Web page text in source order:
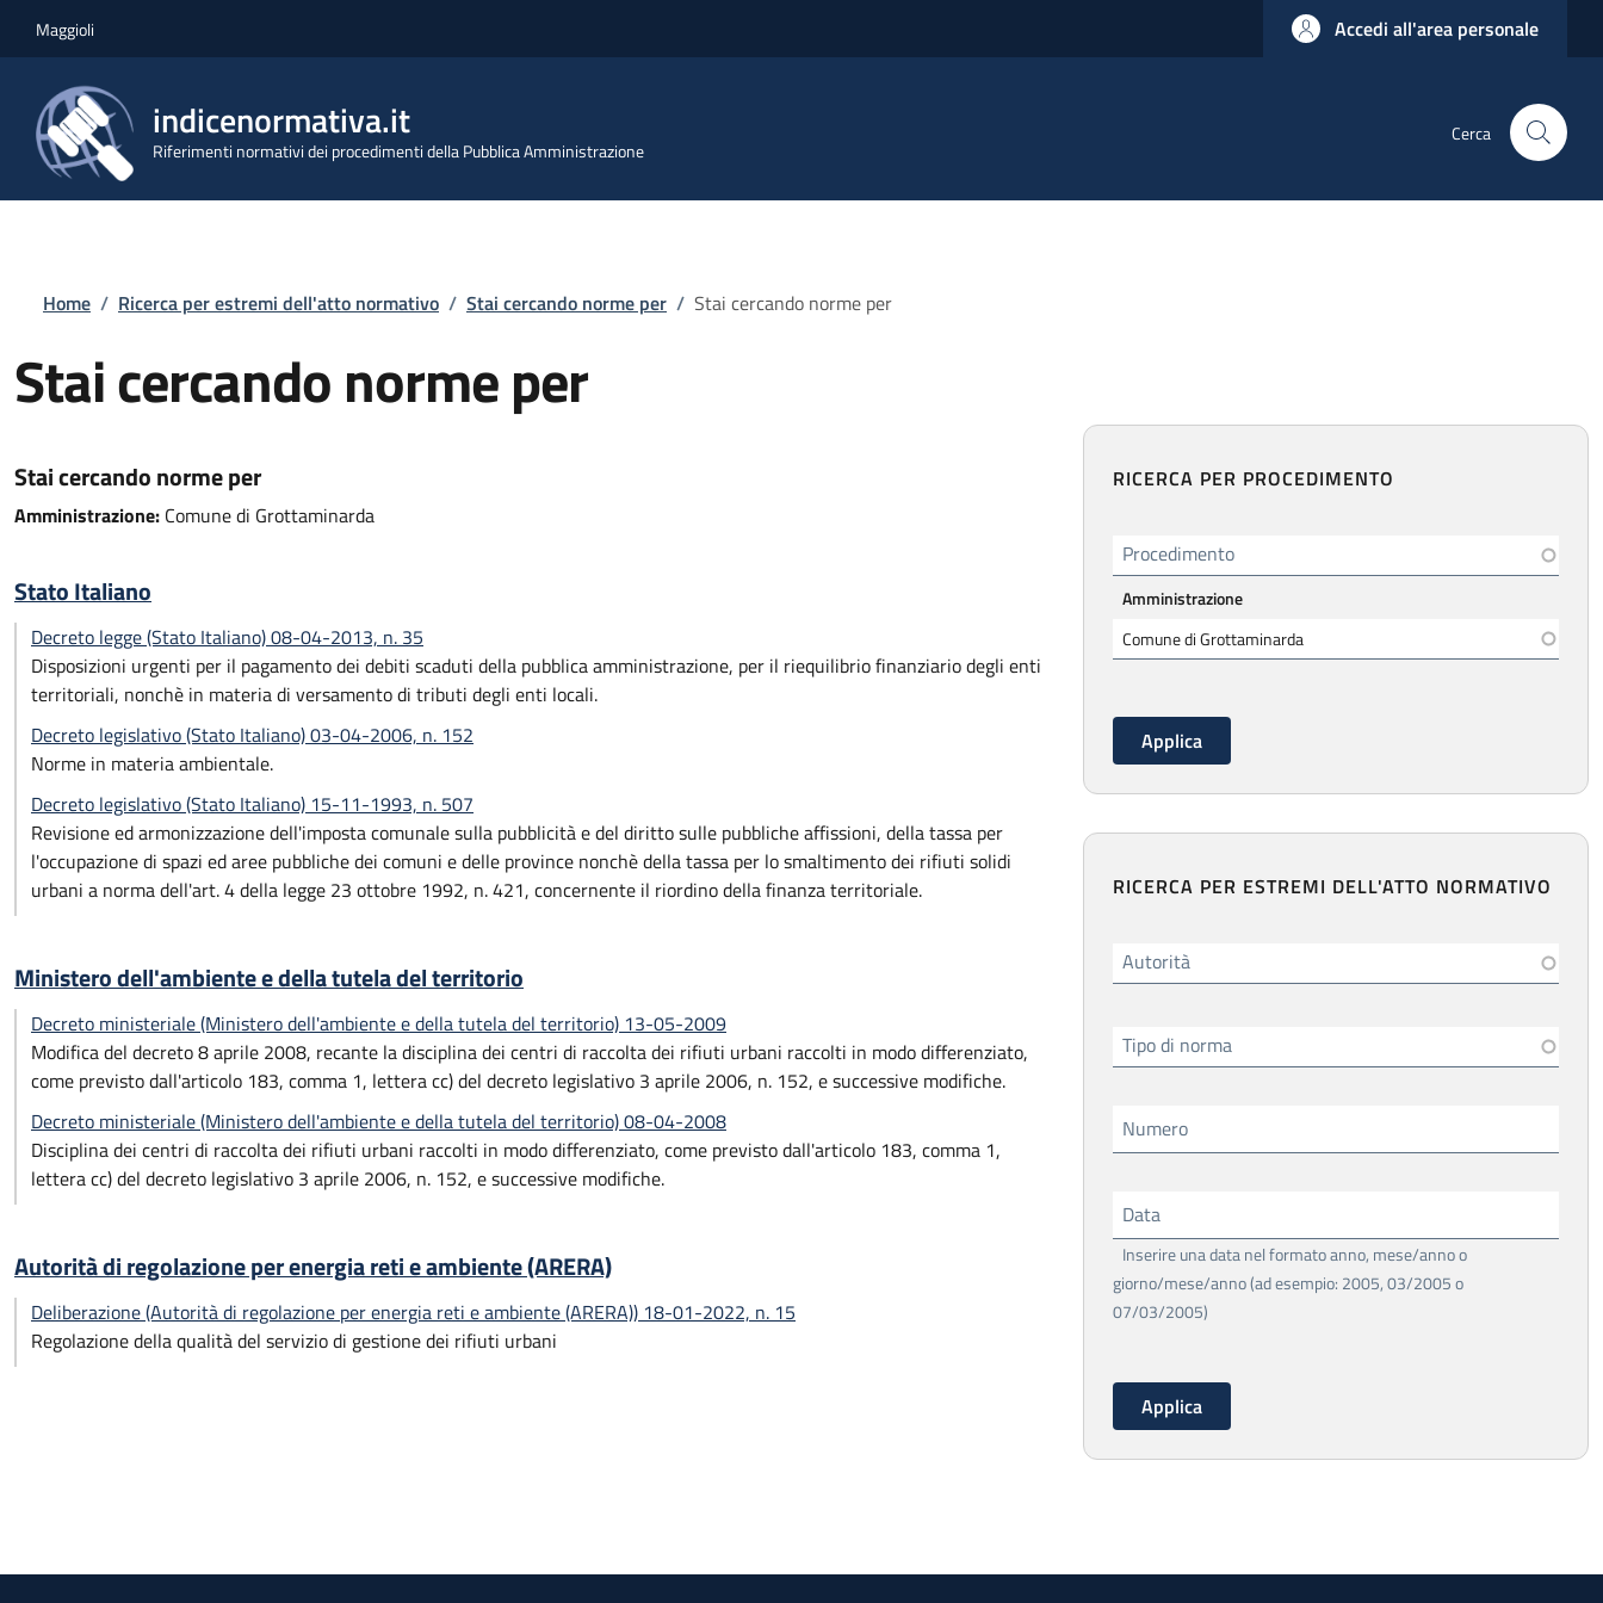
Maggioli Accedi all'area personale
indicenormativa.it
Riferimenti normativi dei procedimenti della Pubblica Amministrazione
Cerca
Briciole di pane
Home / Ricerca per estremi dell'atto normativo / Stai cercando norme per / Stai cercando norme per
Stai cercando norme per
Stai cercando norme per
Amministrazione: Comune di Grottaminarda
Stato Italiano
Decreto legge (Stato Italiano) 08-04-2013, n. 35
Disposizioni urgenti per il pagamento dei debiti scaduti della pubblica amministrazione, per il riequilibrio finanziario degli enti
territoriali, nonchè in materia di versamento di tributi degli enti locali.
Decreto legislativo (Stato Italiano) 03-04-2006, n. 152
Norme in materia ambientale.
Decreto legislativo (Stato Italiano) 15-11-1993, n. 507
Revisione ed armonizzazione dell'imposta comunale sulla pubblicità e del diritto sulle pubbliche affissioni, della tassa per
l'occupazione di spazi ed aree pubbliche dei comuni e delle province nonchè della tassa per lo smaltimento dei rifiuti solidi
urbani a norma dell'art. 4 della legge 23 ottobre 1992, n. 421, concernente il riordino della finanza territoriale.
Ministero dell'ambiente e della tutela del territorio
Decreto ministeriale (Ministero dell'ambiente e della tutela del territorio) 13-05-2009
Modifica del decreto 8 aprile 2008, recante la disciplina dei centri di raccolta dei rifiuti urbani raccolti in modo differenziato,
come previsto dall'articolo 183, comma 1, lettera cc) del decreto legislativo 3 aprile 2006, n. 152, e successive modifiche.
Decreto ministeriale (Ministero dell'ambiente e della tutela del territorio) 08-04-2008
Disciplina dei centri di raccolta dei rifiuti urbani raccolti in modo differenziato, come previsto dall'articolo 183, comma 1,
lettera cc) del decreto legislativo 3 aprile 2006, n. 152, e successive modifiche.
Autorità di regolazione per energia reti e ambiente (ARERA)
Deliberazione (Autorità di regolazione per energia reti e ambiente (ARERA)) 18-01-2022, n. 15
Regolazione della qualità del servizio di gestione dei rifiuti urbani
RICERCA PER PROCEDIMENTO
Procedimento
Amministrazione
RICERCA PER ESTREMI DELL'ATTO NORMATIVO
Autorità
Tipo di norma
Numero
Data
Inserire una data nel formato anno, mese/anno o
giorno/mese/anno (ad esempio: 2005, 03/2005 o
07/03/2005)